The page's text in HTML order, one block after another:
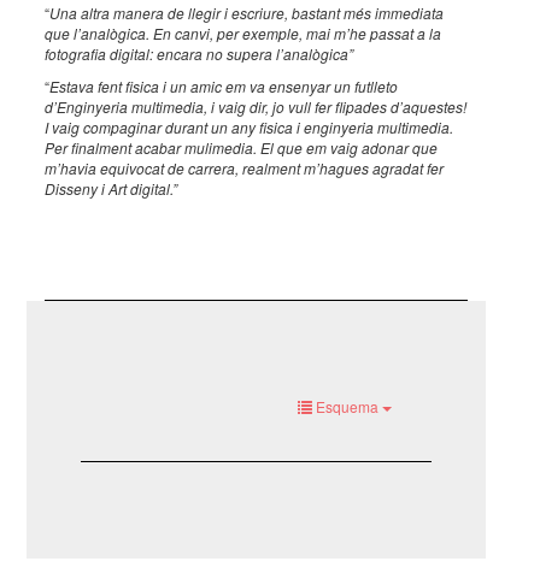
“Una altra manera de llegir i escriure, bastant més immediata
que l’analògica. En canvi, per exemple, mai m’he passat a la
fotografia digital: encara no supera l’analògica”
“Estava fent fisica i un amic em va ensenyar un futlleto
d’Enginyeria multimedia, i vaig dir, jo vull fer flipades d’aquestes!
I vaig compaginar durant un any fisica i enginyeria multimedia.
Per finalment acabar mulimedia. El que em vaig adonar que
m’havia equivocat de carrera, realment m’hagues agradat fer
Disseny i Art digital.”
Esquema